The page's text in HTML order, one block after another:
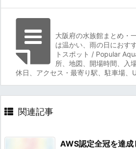
大阪府の水族館まとめ・
は温かい、雨の日におす
トスポット / Popular
所、地図、開場時間、入
休日、アクセス・最寄り駅、駐車場、
関連記事
AWS認定全冠を達